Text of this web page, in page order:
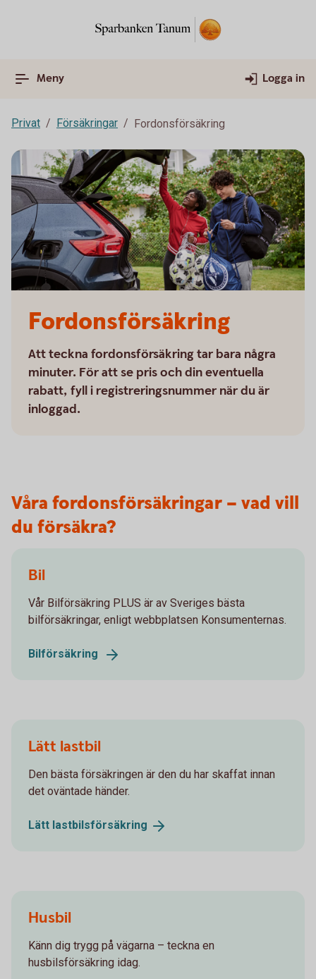
Meny Logga in
Privat Försäkringar Fordonsförsäkring
Fordonsförsäkring
Att teckna fordonsförsäkring tar bara några
minuter. För att se pris och din eventuella
rabatt, fyll i registreringsnummer när du är
inloggad.
Våra fordonsförsäkringar – vad vill
du försäkra?
Bil
Vår Bilförsäkring PLUS är av Sveriges bästa
bilförsäkringar, enligt webbplatsen Konsumenternas.
Bilförsäkring
Lätt lastbil
Den bästa försäkringen är den du har skaffat innan
det oväntade händer.
Lätt lastbilsförsäkring
Husbil
Känn dig trygg på vägarna – teckna en
husbilsförsäkring idag.